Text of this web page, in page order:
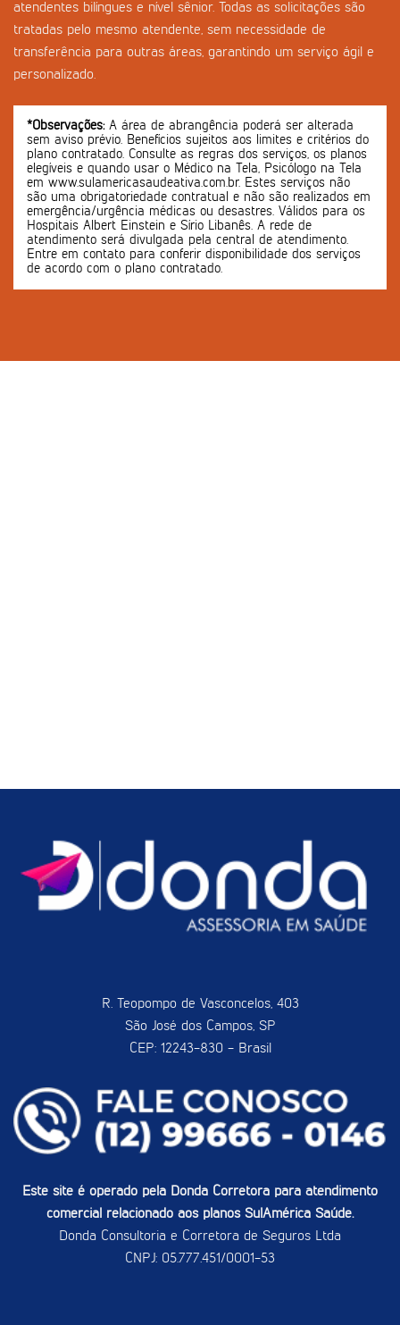
atendentes bilíngues e nível sênior. Todas as solicitações são
tratadas pelo mesmo atendente, sem necessidade de
transferência para outras áreas, garantindo um serviço ágil e
personalizado.
*Observações:A área de abrangência poderá ser alterada
sem aviso prévio. Benefícios sujeitos aos limites e critérios do
plano contratado. Consulte as regras dos serviços, os planos
elegíveis e quando usar o Médico na Tela, Psicólogo na Tela
em www.sulamericasaudeativa.com.br. Estes serviços não
são uma obrigatoriedade contratual e não são realizados em
emergência/urgência médicas ou desastres. Válidos para os
Hospitais Albert Einstein e Sírio Libanês. A rede de
atendimento será divulgada pela central de atendimento.
Entre em contato para conferir disponibilidade dos serviços
de acordo com o plano contratado.
R. Teopompo de Vasconcelos, 403
São José dos Campos, SP
CEP: 12243-830 - Brasil
Este site é operado pela Donda Corretora para atendimento
comercial relacionado aos planos SulAmérica Saúde.
Donda Consultoria e Corretora de Seguros Ltda
CNPJ: 05.777.451/0001-53